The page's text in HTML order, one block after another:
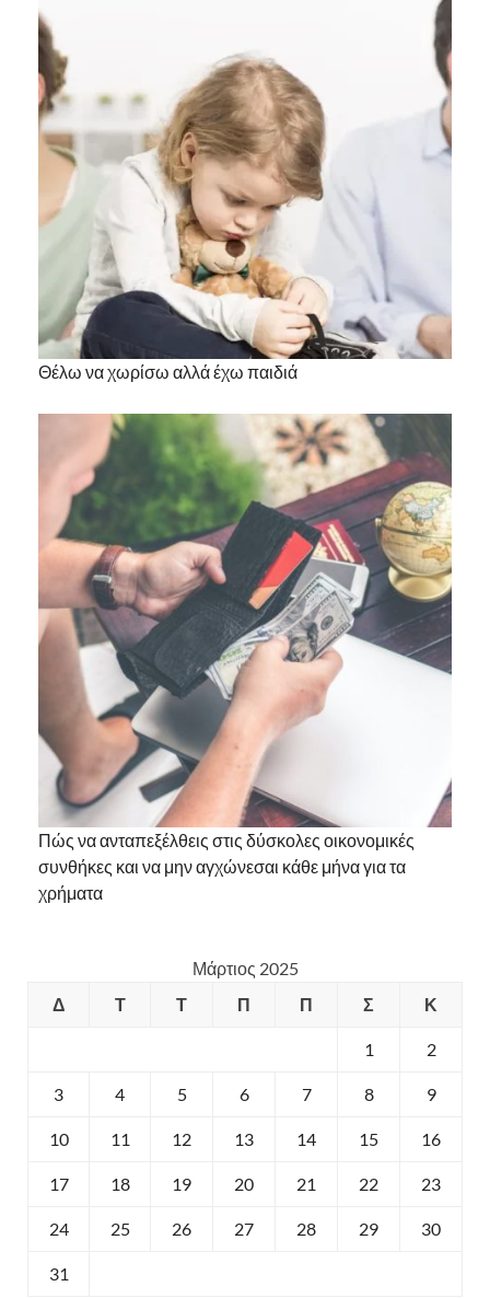
Θέλω να χωρίσω αλλά έχω παιδιά
Πώς να ανταπεξέλθεις στις δύσκολες οικονομικές
συνθήκες και να μην αγχώνεσαι κάθε μήνα για τα
χρήματα
Μάρτιος 2025
Δ
Τ Τ Π Π Σ Κ
1 2
3 4 5 6 7 8 9
10 11 12 13 14 15 16
17 18 19 20 21 22 23
24 25 26 27 28 29 30
31